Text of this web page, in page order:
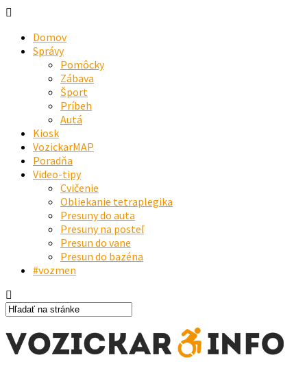
Domov
Správy
Pomôcky
Zábava
Šport
Príbeh
Autá
Kiosk
VozickarMAP
Poradňa
Video-tipy
Cvičenie
Obliekanie tetraplegika
Presuny do auta
Presuny na posteľ
Presun do vane
Presun do bazéna
#vozmen